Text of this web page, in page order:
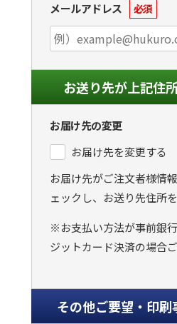
メールアドレス 必須
お送り先が上記住
お届け先の変更
お届け先を変更する
お届け先がご注文者様情
ェックし、お送り先住所
※お支払い方法が事前銀
ジットカード決済の場合
その他ご要望・印